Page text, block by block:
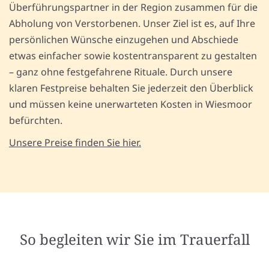
Überführungspartner in der Region zusammen für die
Abholung von Verstorbenen. Unser Ziel ist es, auf Ihre
persönlichen Wünsche einzugehen und Abschiede
etwas einfacher sowie kostentransparent zu gestalten
– ganz ohne festgefahrene Rituale. Durch unsere
klaren Festpreise behalten Sie jederzeit den Überblick
und müssen keine unerwarteten Kosten in Wiesmoor
befürchten.
Unsere Preise finden Sie hier.
So begleiten wir Sie im Trauerfall